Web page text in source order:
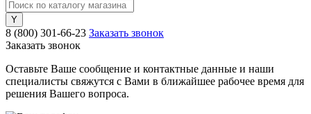
8 (800) 301-66-23 Заказать звонок
Заказать звонок
Оставьте Ваше сообщение и контактные данные и наши
специалисты свяжутся с Вами в ближайшее рабочее время для
решения Вашего вопроса.